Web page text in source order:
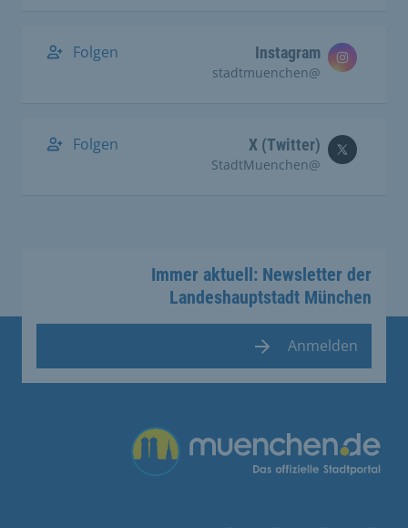
Instagram
@stadtmuenchen
Folgen
X (Twitter)
@StadtMuenchen
Folgen
Immer aktuell: Newsletter der
Landeshauptstadt München
Anmelden
Übergreifende Links